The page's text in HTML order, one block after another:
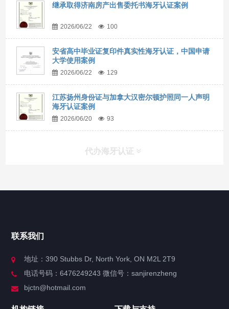
继承取得济南房产出售委托书海牙认证案例
2026/06/22 100
安省高中毕业证复印件真实性海牙认证，中国申请
大学使用案例
2026/06/22 129
江苏扬州身份证与加拿大汉密尔顿护照同一人声明
海牙认证案例
2026/06/20 93
代办海牙认证
服务分类
联系我们
地址：390 Stubbs Dr, North York, ON M2L 2T9
电话号码：6476249243 微信号：sanjirenzheng
bjctn@hotmail.com